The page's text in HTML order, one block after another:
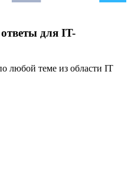
для IT-
любой теме из области IT